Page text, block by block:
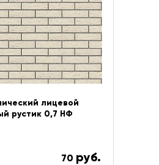
лицевой
рустик 0,7 НФ
70 руб.